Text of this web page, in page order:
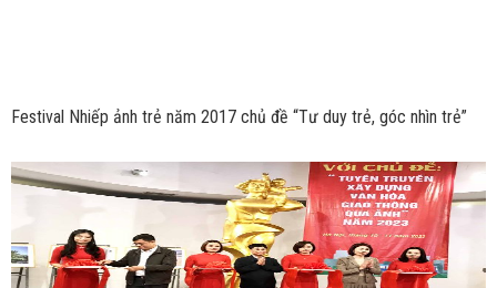
Festival Nhiếp ảnh trẻ năm 2017 chủ đề “Tư duy trẻ, góc nhìn trẻ”